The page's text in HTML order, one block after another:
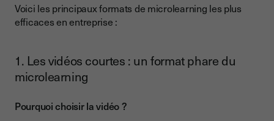
Voici les principaux formats de microlearning les plus
efficaces en entreprise :
1. Les vidéos courtes : un format phare du
microlearning
Pourquoi choisir la vidéo ?